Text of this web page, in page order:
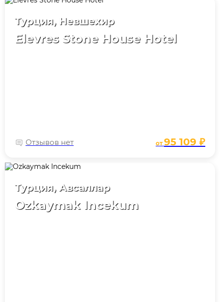
Турция, Невшехир
Elevres Stone House Hotel
Отзывов нет от95 109 ₽
Турция, Авсаллар
Ozkaymak Incekum